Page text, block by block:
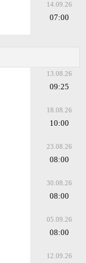
14.09.26
07:00
13.08.26
09:25
18.08.26
10:00
23.08.26
08:00
30.08.26
08:00
05.09.26
08:00
12.09.26